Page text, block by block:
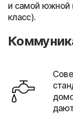
и самой южной
класс).